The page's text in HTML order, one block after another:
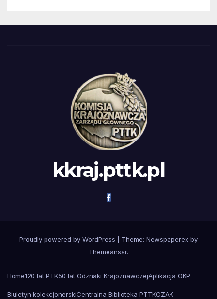
kkraj.pttk.pl
Proudly powered by WordPress
Theme: Newspaperex by
Themeansar.
Home120 lat PTK50 lat Odznaki KrajoznawczejAplikacja OKP
Biuletyn kolekcjonerskiCentralna Biblioteka PTTKCZAK